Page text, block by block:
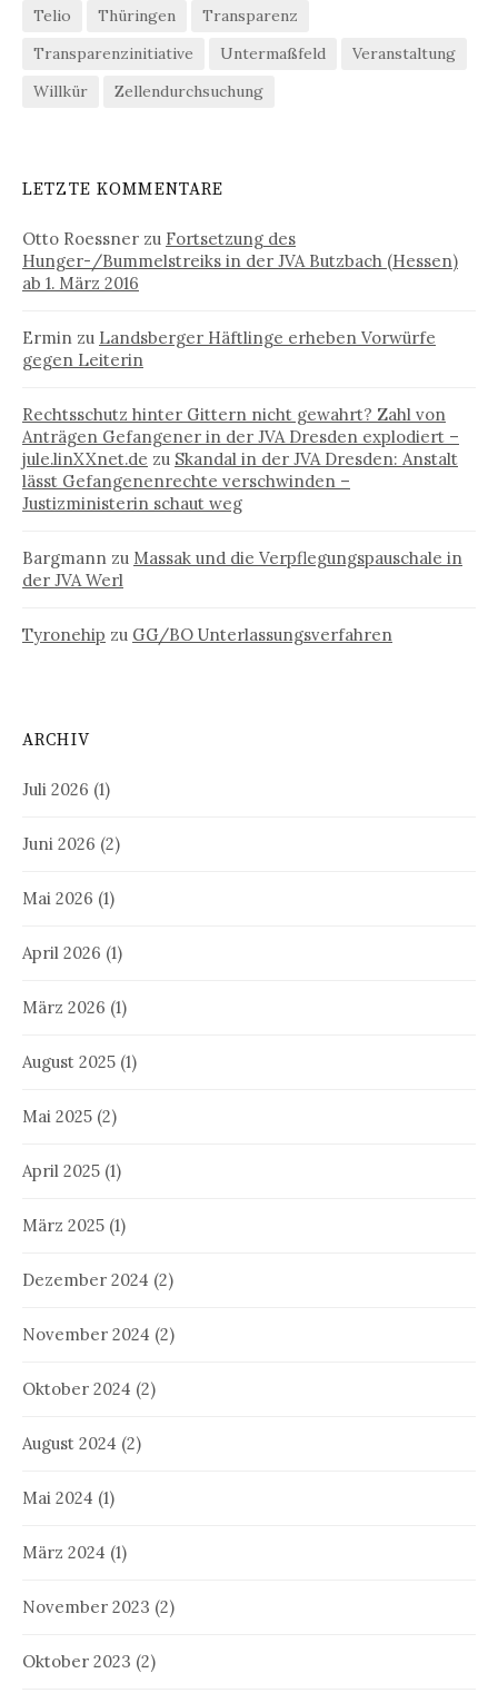
Telio Thüringen
Transparenz
Transparenzinitiative
Untermaßfeld
Veranstaltung
Willkür
Zellendurchsuchung
LETZTE KOMMENTARE
Otto Roessner zu Fortsetzung des
Hunger-/Bummelstreiks in der JVA Butzbach (Hessen)
ab 1. März 2016
Ermin zu Landsberger Häftlinge erheben Vorwürfe
gegen Leiterin
Rechtsschutz hinter Gittern nicht gewahrt? Zahl von
Anträgen Gefangener in der JVA Dresden explodiert –
jule.linXXnet.de zu Skandal in der JVA Dresden: Anstalt
lässt Gefangenenrechte verschwinden –
Justizministerin schaut weg
Bargmann zu Massak und die Verpflegungspauschale in
der JVA Werl
Tyronehip zu GG/BO Unterlassungsverfahren
ARCHIV
Juli 2026 (1)
Juni 2026 (2)
Mai 2026 (1)
April 2026 (1)
März 2026 (1)
August 2025 (1)
Mai 2025 (2)
April 2025 (1)
März 2025 (1)
Dezember 2024 (2)
November 2024 (2)
Oktober 2024 (2)
August 2024 (2)
Mai 2024 (1)
März 2024 (1)
November 2023 (2)
Oktober 2023 (2)